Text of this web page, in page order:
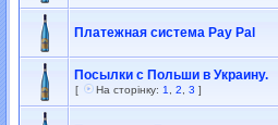
Платежная система Pay Pal
Посылки с Польши в Украину.
[ На сторінку: 1 2 3 ]